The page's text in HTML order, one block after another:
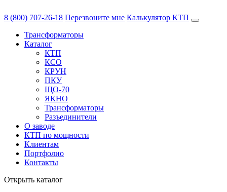
8 (800) 707-26-18 Перезвоните мне Калькулятор КТП
Трансформаторы
Каталог
КТП
КСО
КРУН
ПКУ
ЩО-70
ЯКНО
Трансформаторы
Разъединители
О заводе
КТП по мощности
Клиентам
Портфолио
Контакты
Открыть каталог